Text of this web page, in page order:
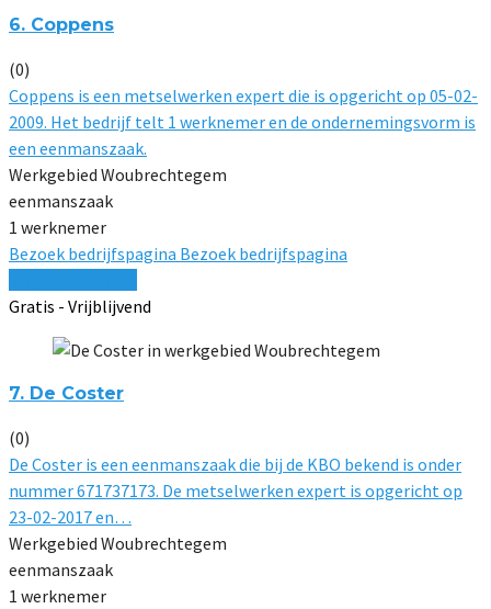
6. Coppens
(0)
Coppens is een metselwerken expert die is opgericht op 05-02-
2009. Het bedrijf telt 1 werknemer en de ondernemingsvorm is
een eenmanszaak.
Werkgebied Woubrechtegem
eenmanszaak
1 werknemer
Bezoek bedrijfspagina Bezoek bedrijfspagina
Gratis - Vrijblijvend
7. De Coster
(0)
De Coster is een eenmanszaak die bij de KBO bekend is onder
nummer 671737173. De metselwerken expert is opgericht op
23-02-2017 en…
Werkgebied Woubrechtegem
eenmanszaak
1 werknemer